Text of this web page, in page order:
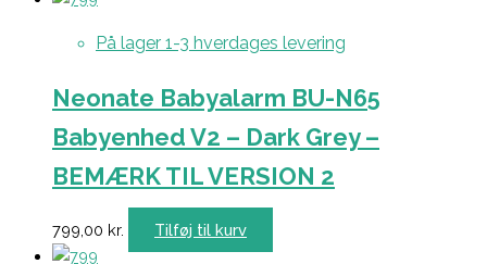
På lager 1-3 hverdages levering
Neonate Babyalarm BU-N65
Babyenhed V2 – Dark Grey –
BEMÆRK TIL VERSION 2
799,00 kr. Tilføj til kurv